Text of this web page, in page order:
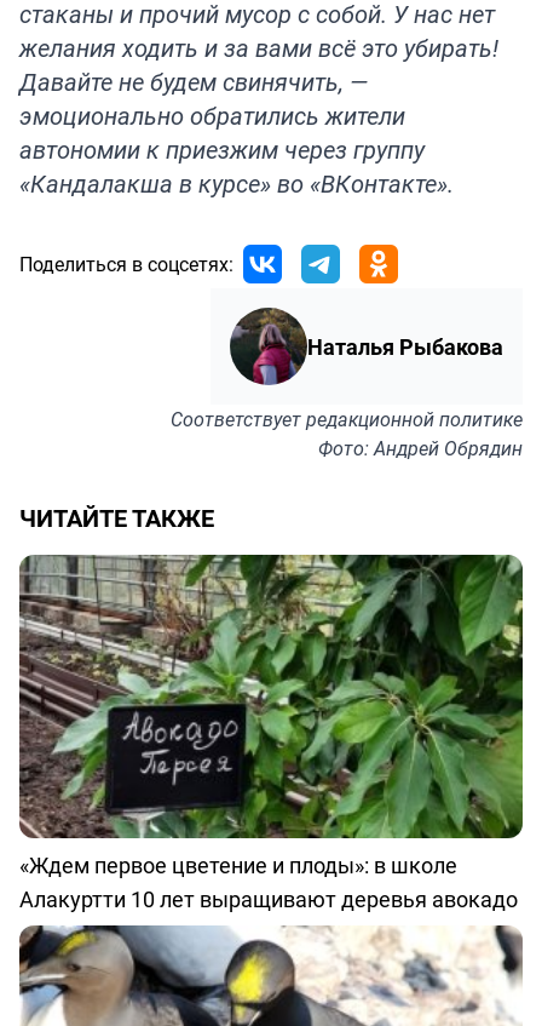
стаканы и прочий мусор с собой. У нас нет
желания ходить и за вами всё это убирать!
Давайте не будем свинячить, —
эмоционально обратились жители
автономии к приезжим через группу
«Кандалакша в курсе» во «ВКонтакте».
Поделиться в соцсетях:
Наталья Рыбакова
Соответствуетредакционной политике
Фото: Андрей Обрядин
ЧИТАЙТЕ ТАКЖЕ
«Ждем первое цветение и плоды»: в школе
Алакуртти 10 лет выращивают деревья авокадо